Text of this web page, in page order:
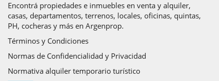
Encontrá propiedades e inmuebles en venta y alquiler,
casas, departamentos, terrenos, locales, oficinas, quintas,
PH, cocheras y más en Argenprop.
Términos y Condiciones
Normas de Confidencialidad y Privacidad
Normativa alquiler temporario turístico